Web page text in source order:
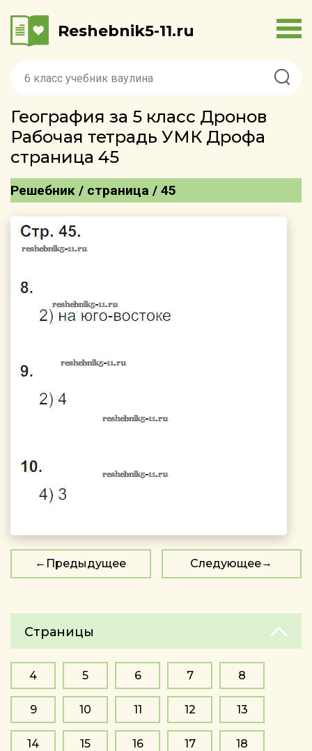
Reshebnik5-11.ru
География за 5 класс Дронов
Рабочая тетрадь УМК Дрофа
страница 45
Решебник / страница / 45
Предыдущее Следующее
Страницы
4 5 6 7 8
9 10 11 12 13
14 15 16 17 18